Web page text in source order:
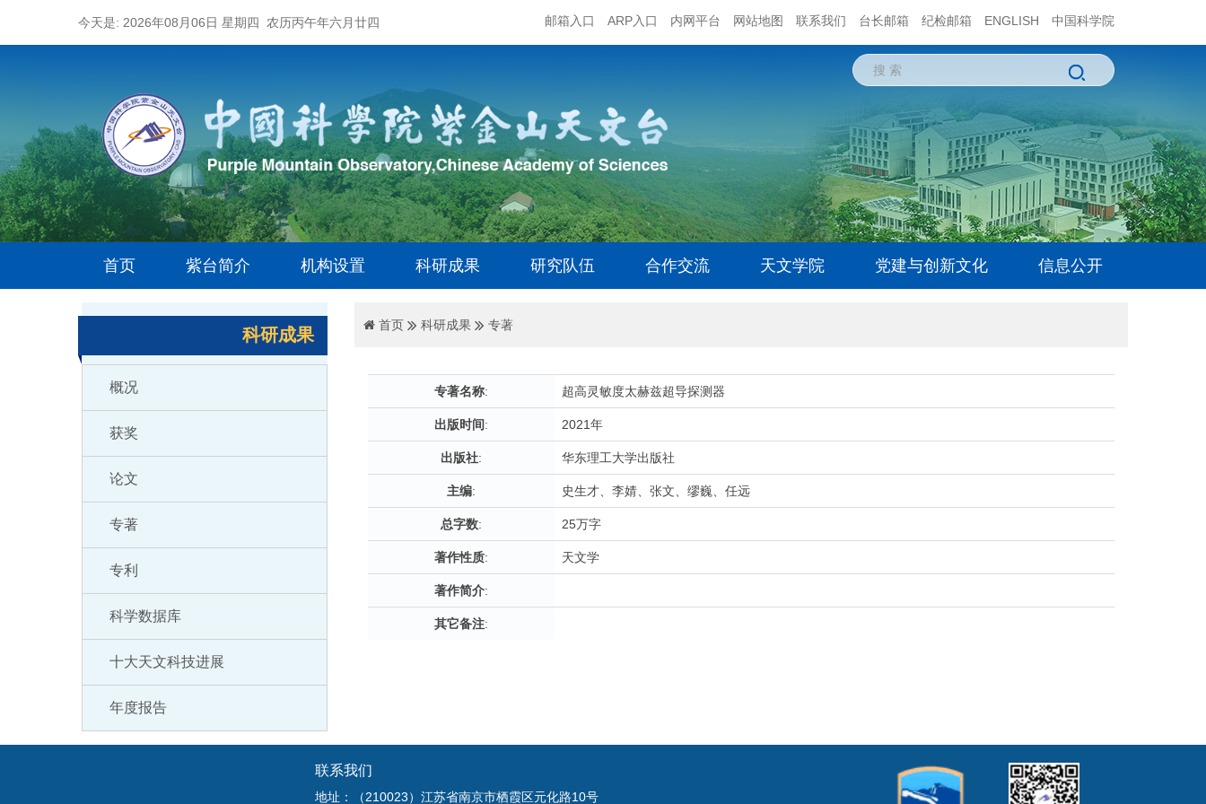
今天是: 2026年08月06日 星期四 农历丙午年六月廿四 邮箱入口 ARP入口 内网平台 网站地图 联系我们 台长邮箱 纪检邮箱 ENGLISH 中国科学院
首页 紫台简介 机构设置 科研成果 研究队伍 合作交流 天文学院 党建与创新文化 信息公开
科研成果
概况
获奖
论文
专著
专利
科学数据库
十大天文科技进展
年度报告
首页 科研成果 专著
专著名称: 超高灵敏度太赫兹超导探测器
出版时间: 2021年
出版社: 华东理工大学出版社
主编: 史生才、李婧、张文、缪巍、任远
总字数: 25万字
著作性质: 天文学
著作简介:
其它备注:
联系我们
地址：（210023）江苏省南京市栖霞区元化路10号